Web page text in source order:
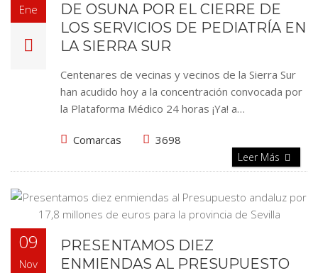
Ene
DE OSUNA POR EL CIERRE DE
LOS SERVICIOS DE PEDIATRÍA EN
LA SIERRA SUR
Centenares de vecinas y vecinos de la Sierra Sur
han acudido hoy a la concentración convocada por
la Plataforma Médico 24 horas ¡Ya! a…
Comarcas 3698
Leer Más
09
Nov
PRESENTAMOS DIEZ
ENMIENDAS AL PRESUPUESTO